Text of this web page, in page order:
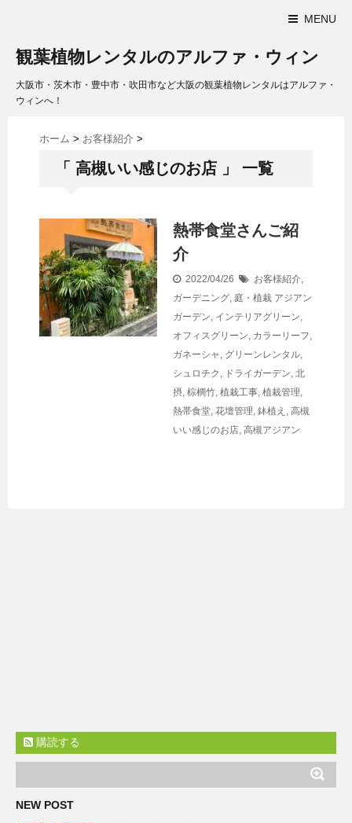
MENU
観葉植物レンタルのアルファ・ウィン
大阪市・茨木市・豊中市・吹田市など大阪の観葉植物レンタルはアルファ・
ウィンへ！
ホーム > お客様紹介 >
「 高槻いい感じのお店 」 一覧
熱帯食堂さんご紹
介
2022/04/26 お客様紹介,
ガーデニング, 庭・植栽 アジアン
ガーデン, インテリアグリーン,
オフィスグリーン, カラーリーフ,
ガネーシャ , グリーンレンタル,
シュロチク , ドライガーデン, 北
摂, 棕櫚竹, 植栽工事, 植栽管理,
熱帯食堂, 花壇管理, 鉢植え , 高槻
いい感じのお店, 高槻アジアン
購読する
NEW POST